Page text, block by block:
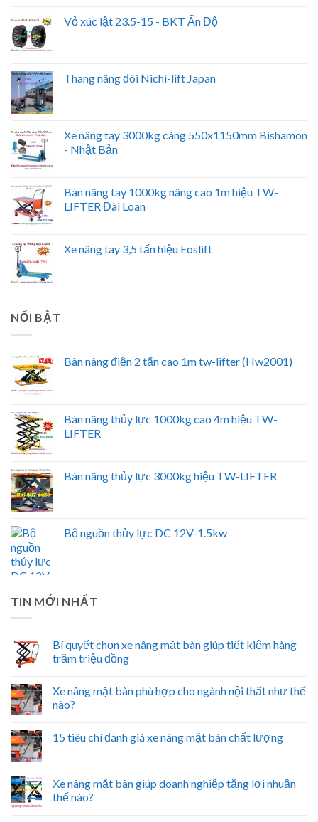
Vỏ xúc lật 23.5-15 - BKT Ấn Độ
Thang nâng đôi Nichi-lift Japan
Xe nâng tay 3000kg càng 550x1150mm Bishamon
- Nhật Bản
Bàn nâng tay 1000kg nâng cao 1m hiệu TW-
LIFTER Đài Loan
Xe nâng tay 3,5 tấn hiệu Eoslift
NỔI BẬT
Bàn nâng điện 2 tấn cao 1m tw-lifter (Hw2001)
Bàn nâng thủy lực 1000kg cao 4m hiệu TW-
LIFTER
Bàn nâng thủy lực 3000kg hiệu TW-LIFTER
Bộ nguồn thủy lực DC 12V-1.5kw
TIN MỚI NHẤT
Bí quyết chọn xe nâng mặt bàn giúp tiết kiệm hàng
trăm triệu đồng
Xe nâng mặt bàn phù hợp cho ngành nội thất như thế
nào?
15 tiêu chí đánh giá xe nâng mặt bàn chất lượng
Xe nâng mặt bàn giúp doanh nghiệp tăng lợi nhuận
thế nào?